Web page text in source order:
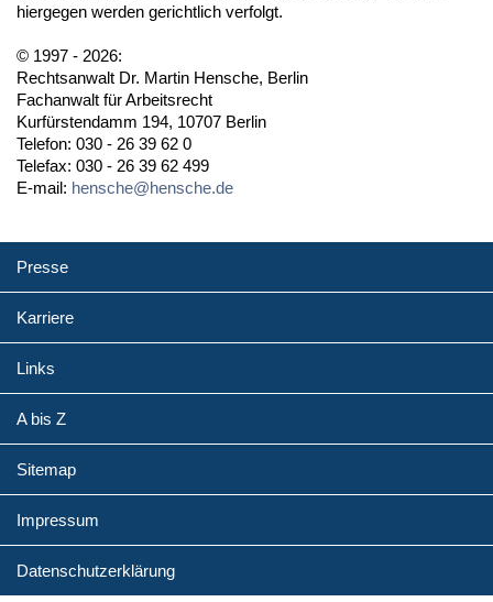
hiergegen werden gerichtlich verfolgt.
© 1997 - 2026:
Rechtsanwalt Dr. Martin Hensche, Berlin
Fachanwalt für Arbeitsrecht
Kurfürstendamm 194, 10707 Berlin
Telefon: 030 - 26 39 62 0
Telefax: 030 - 26 39 62 499
E-mail: hensche@hensche.de
Presse
Karriere
Links
A bis Z
Sitemap
Impressum
Datenschutzerklärung